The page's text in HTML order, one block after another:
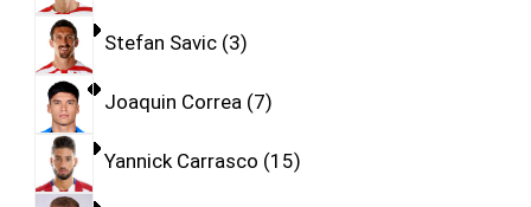
Stefan Savic 3
Joaquin Correa 7
Yannick Carrasco 15